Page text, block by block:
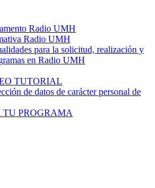
Radio UMH
Radio UMH
para la solicitud, realización y
en Radio UMH
TUTORIAL
de datos de carácter personal de
TU PROGRAMA